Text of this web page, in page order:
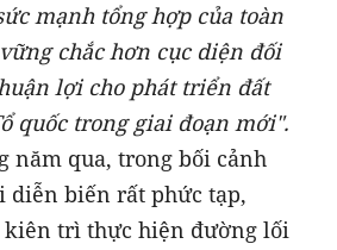
mạnh tổng hợp của toàn
chắc hơn cục diện đối
lợi cho phát triển đất
quốc trong giai đoạn mới".
năm qua, trong bối cảnh
biến rất phức tạp,
kiên trì thực hiện đường lối